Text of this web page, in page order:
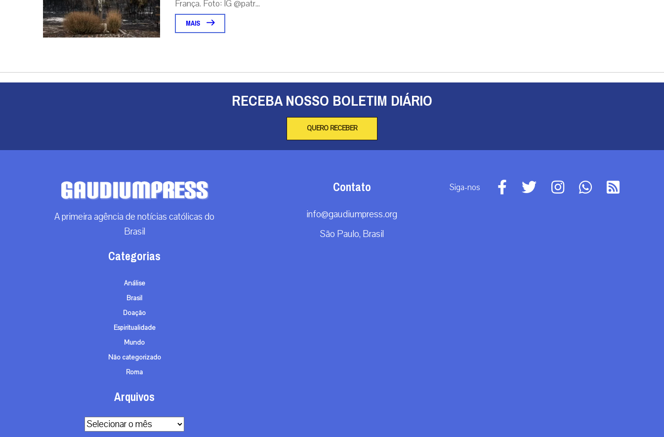
França. Foto: IG @patr...
MAIS
RECEBA NOSSO BOLETIM DIÁRIO
QUERO RECEBER
A primeira agência de notícias católicas do
Brasil
Categorias
Análise
Brasil
Doação
Espiritualidade
Mundo
Não categorizado
Roma
Arquivos
Arquivos
Contato
info@gaudiumpress.org
São Paulo, Brasil
Siga-nos